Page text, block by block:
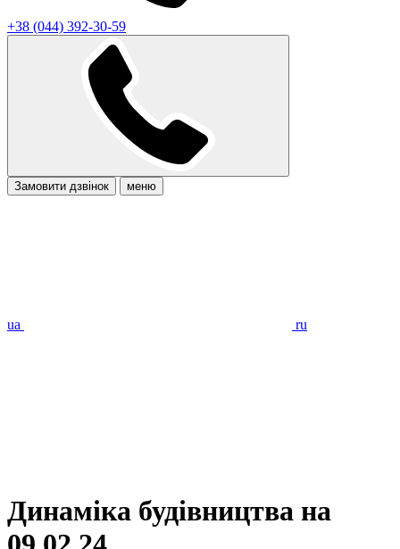
+38 (044) 392-30-59
Замовити дзвінок меню
ua ru
Динаміка будівництва на